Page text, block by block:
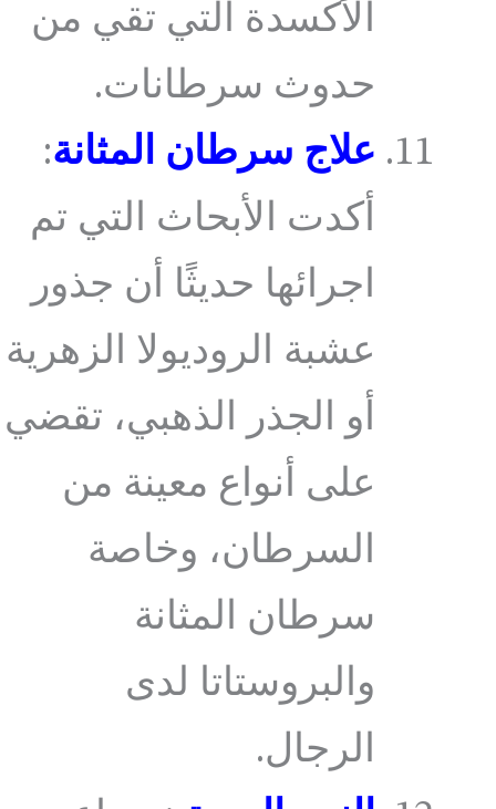
الأكسدة التي تقي من
حدوث سرطانات.
علاج سرطان المثانة:
أكدت الأبحاث التي تم
اجرائها حديثًا أن جذور
عشبة الروديولا الزهرية
أو الجذر الذهبي، تقضي
على أنواع معينة من
السرطان، وخاصة
سرطان المثانة
والبروستاتا لدى
الرجال.